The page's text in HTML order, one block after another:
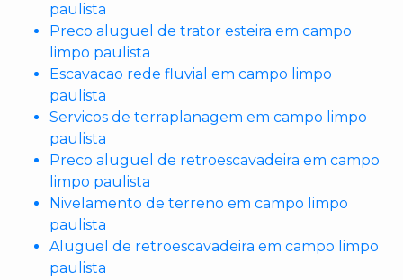
paulista
Preco aluguel de trator esteira em campo
limpo paulista
Escavacao rede fluvial em campo limpo
paulista
Servicos de terraplanagem em campo limpo
paulista
Preco aluguel de retroescavadeira em campo
limpo paulista
Nivelamento de terreno em campo limpo
paulista
Aluguel de retroescavadeira em campo limpo
paulista